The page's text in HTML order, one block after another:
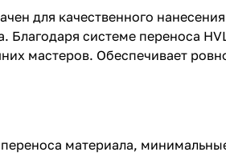
для качественного
системе переноса
мастеров. Обеспечивает
материала,